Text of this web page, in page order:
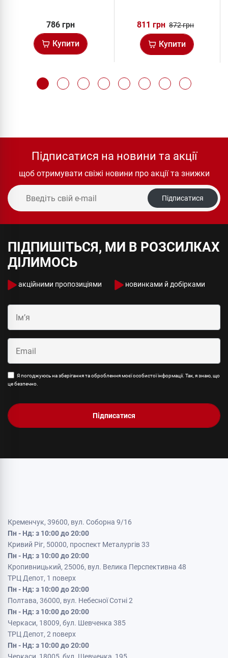
786 грн
Купити
811 грн 872 грн
Купити
Підписатися на новини та акції
щоб отримувати свіжі новини про акції та знижки
Підписатися
ПІДПИШІТЬСЯ, МИ В РОЗСИЛКАХ
ДІЛИМОСЬ
акційними пропозиціями новинками й добірками
Я погоджуюсь на зберігання та оброблення моєї особистої інформації. Так, я знаю, що
це безпечно.
Підписатися
Кременчук, 39600, вул. Соборна 9/16